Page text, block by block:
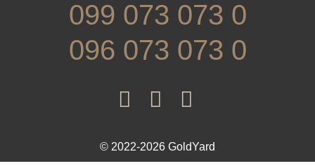
099 073 073 0
096 073 073 0
© 2022-2026 GoldYard